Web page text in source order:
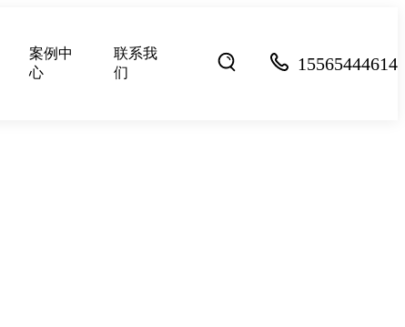
案例中
心
联系我
们
15565444614